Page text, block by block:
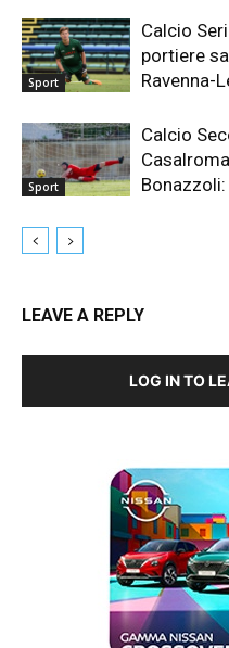
Sport
Calcio
portiere
Ravenna-
Sport
Calcio
Bonazzoli:
LEAVE A REPLY
LOG IN TO